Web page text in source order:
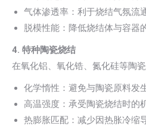
气体渗透率：利于烧结气氛流
脱模性能：降低烧结体与容器
4. 特种陶瓷烧结
在氧化铝、氧化锆、氮化硅等陶瓷
化学惰性：避免与陶瓷原料发
高温强度：承受陶瓷烧结时的
热膨胀匹配：减少因热胀冷缩